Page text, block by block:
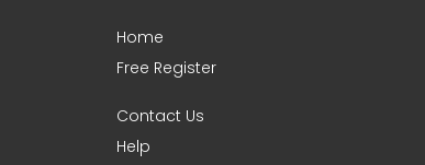
Home
Free Register
Contact Us
Help